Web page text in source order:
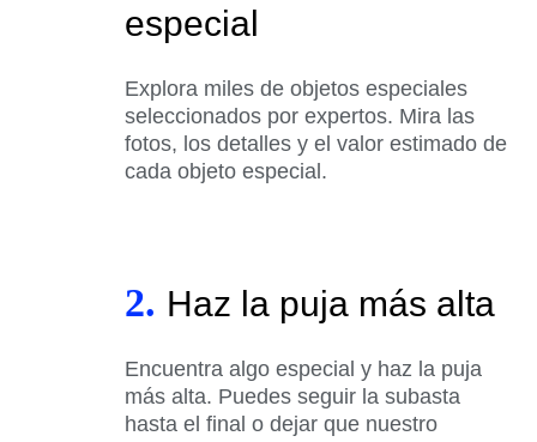
especial
Explora miles de objetos especiales
seleccionados por expertos. Mira las
fotos, los detalles y el valor estimado de
cada objeto especial.
2. Haz la puja más alta
Encuentra algo especial y haz la puja
más alta. Puedes seguir la subasta
hasta el final o dejar que nuestro